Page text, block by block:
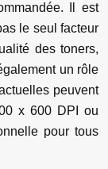
Il est
le seul facteur
des toners,
un rôle
peuvent
x 600 DPI ou
pour tous